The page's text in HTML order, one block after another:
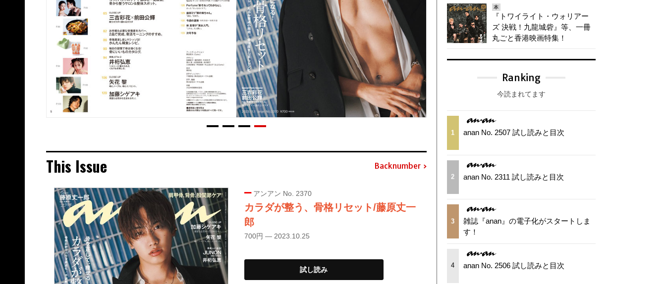
This Issue Backnumber
アンアン No. 2370
カラダが整う、骨格リセット/藤原丈一
郎
700円 — 2023.10.25
試し読み
本
『トワイライト・ウォリアー
ズ 決戦！九龍城砦』等、一冊
丸ごと香港映画特集！
Ranking
今読まれてます
1 anan No. 2507 試し読みと目次
2 anan No. 2311 試し読みと目次
3
雑誌『anan』の電子化がスタートしま
す！
4 anan No. 2506 試し読みと目次